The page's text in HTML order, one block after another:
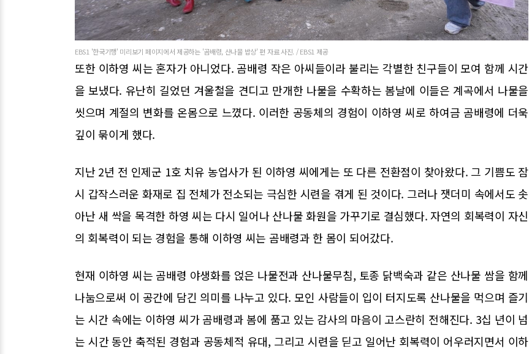
EBS1 '한국기행' 미리보기 페이지에서 제공하는 '곰배령, 산나물 밥상' 편 자료 사진. / EBS1 제공
또한 이하영 씨는 혼자가 아니었다. 곰배령 작은 아씨들이라 불리는 각별한 친구들이 모여 함께 시간
을 보냈다. 유난히 길었던 겨울철을 견디고 만개한 나물을 수확하는 봄날에 이들은 계곡에서 나물을
씻으며 계절의 변화를 온몸으로 느꼈다. 이러한 공동체의 경험이 이하영 씨로 하여금 곰배령에 더욱
깊이 묶이게 했다.
지난 2년 전 인제군 1호 치유 농업사가 된 이하영 씨에게는 또 다른 전환점이 찾아왔다. 그 기쁨도 잠
시 갑작스러운 화재로 집 전체가 전소되는 극심한 시련을 겪게 된 것이다. 그러나 잿더미 속에서도 솟
아난 새 싹을 목격한 하영 씨는 다시 일어나 산나물 화원을 가꾸기로 결심했다. 자연의 회복력이 자신
의 회복력이 되는 경험을 통해 이하영 씨는 곰배령과 한 몸이 되어갔다.
현재 이하영 씨는 곰배령 야생화를 얹은 나물전과 산나물무침, 토종 닭백숙과 같은 산나물 쌈을 함께
나눔으로써 이 공간에 담긴 의미를 나누고 있다. 모인 사람들이 입이 터지도록 산나물을 먹으며 즐기
는 시간 속에는 이하영 씨가 곰배령과 봄에 품고 있는 감사의 마음이 고스란히 전해진다. 3십 년이 넘
는 시간 동안 축적된 경험과 공동체적 유대, 그리고 시련을 딛고 일어난 회복력이 어우러지면서 이하